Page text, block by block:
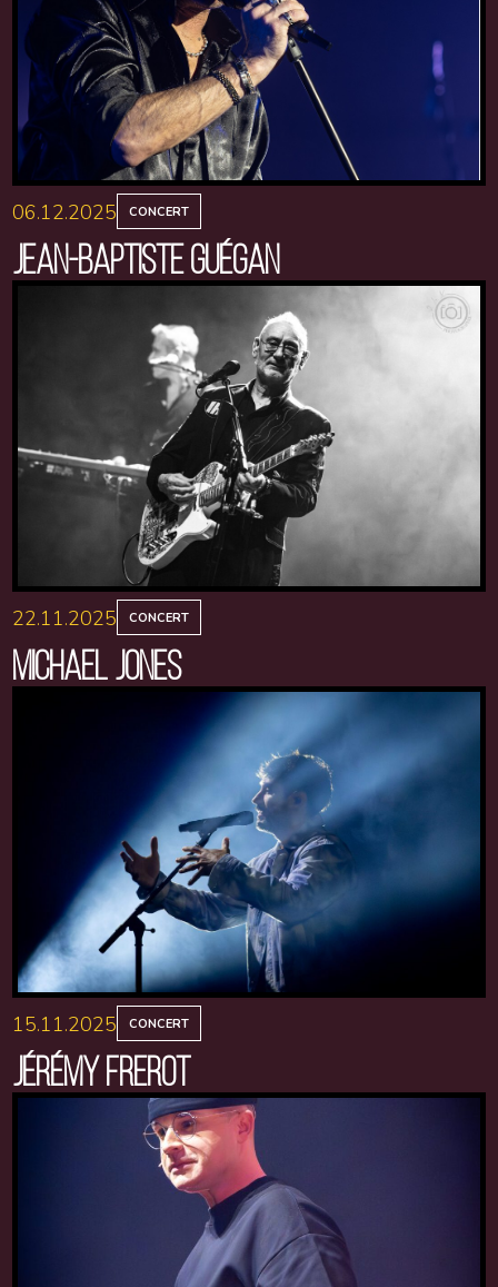
06.12.2025 CONCERT
JEAN-BAPTISTE GUÉGAN
22.11.2025 CONCERT
MICHAEL JONES
15.11.2025 CONCERT
JÉRÉMY FREROT